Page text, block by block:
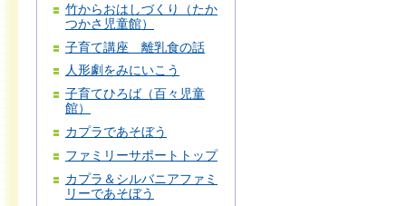
竹からおはしづくり（たか
つかさ児童館）
子育て講座 離乳食の話
人形劇をみにいこう
子育てひろば（百々児童
館）
カプラであそぼう
ファミリーサポートトップ
カプラ＆シルバニアファミ
リーであそぼう